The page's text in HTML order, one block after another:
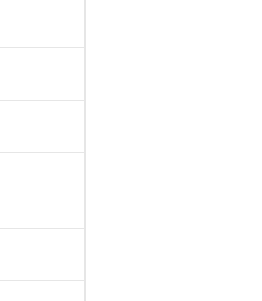
を証明するものではありません。
での期間は出荷製品に未対応品が
がない限り、2022年1月12日よ